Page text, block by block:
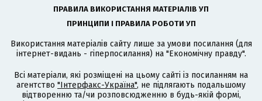
ПРАВИЛА ВИКОРИСТАННЯ МАТЕРІАЛІВ УП
ПРИНЦИПИ І ПРАВИЛА РОБОТИ УП
Використання матеріалів сайту лише за умови посилання (для
інтернет-видань - гіперпосилання) на "Економічну правду".
Всі матеріали, які розміщені на цьому сайті із посиланням на
агентство "Інтерфакс-Україна", не підлягають подальшому
відтворенню та/чи розповсюдженню в будь-якій формі,